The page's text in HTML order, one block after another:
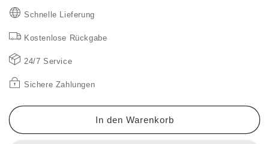
Multifunktionaler
8-
in-
1-
Spülbeckenschlüssel
8-
1-
Spülbeckenschlüssel
Schnelle Lieferung
Kostenlose Rückgabe
24/7 Service
Sichere Zahlungen
In den Warenkorb